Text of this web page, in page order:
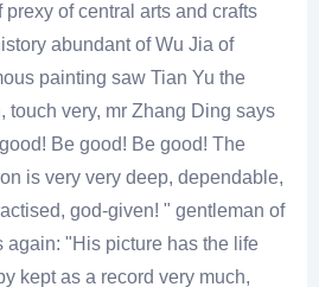
of central arts and crafts
abundant of Wu Jia of
painting saw Tian Yu the
touch very, mr Zhang Ding says
Be good! Be good! The
is very very deep, dependable,
god-given! " gentleman of
again: "His picture has the life
kept as a record very much,